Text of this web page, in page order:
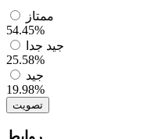
ممتاز
54.45%
جيد جدا
25.58%
جيد
19.98%
تصويت